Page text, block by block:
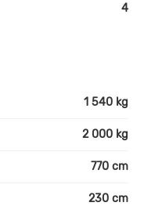
4
1 540 kg
2 000 kg
770 cm
230 cm